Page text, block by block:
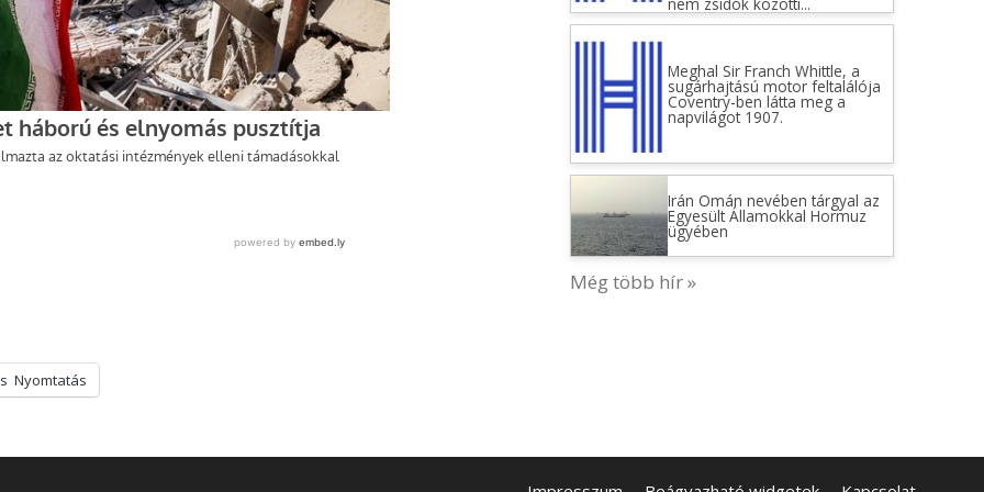
Nyomtatás
Meghal Sir Franch Whittle, a
sugárhajtású motor feltalálója
Coventry-ben látta meg a
napvilágot 1907.
Irán Omán nevében tárgyal az
Egyesült Államokkal Hormuz
ügyében
Még több hír »